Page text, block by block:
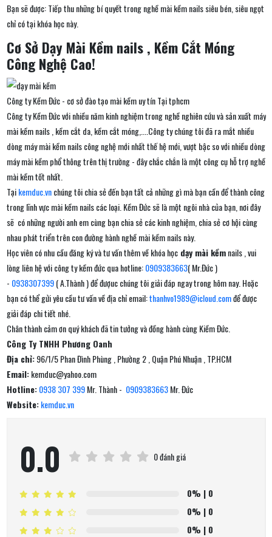
Bạn sẽ được: Tiếp thu những bí quyết trong nghề mài kềm nails siêu bén, siêu ngọt
chỉ có tại khóa học này.
Cơ Sở Dạy Mài Kềm nails , Kềm Cắt Móng
Công Nghệ Cao!
Công ty Kềm Đức - cơ sở đào tạo mài kềm uy tín Tại tphcm
Công ty Kềm Đức với nhiều năm kinh nghiệm trong nghề nghiên cứu và sản xuất máy
mài kềm nails , kềm cắt da, kềm cắt móng,....Công ty chúng tôi đã ra mắt nhiều
dòng máy mài kềm nails công nghệ mới nhất thế hệ mới, vượt bậc so với nhiều dòng
máy mài kềm phổ thông trên thị trường - đây chắc chắn là một công cụ hỗ trợ nghề
mài kềm tốt nhất.
Tạikemduc.vnchúng tôi chia sẻ đến bạn tất cả những gì mà bạn cần để thành công
trong lĩnh vực mài kềm nails các loại. Kềm Đức sẽ là một ngôi nhà của bạn, nơi đây
sẽ có những người anh em cùng bạn chia sẻ các kinh nghiệm, chia sẻ cơ hội cùng
nhau phát triển trên con đường hành nghề mài kềm nails này.
Học viên có nhu cầu đăng ký và tư vấn thêm về khóa họcdạy mài kềmnails , vui
lòng liên hệ với công ty kềm đức qua hotline:0909383663( Mr.Đức )
- 0938307399( A.Thành ) để đượuc chúng tôi giải đáp ngay trong hôm nay. Hoặc
bạn có thể gửi yêu cầu tư vấn về địa chỉ email:thanhvo1989@icloud.comđể được
giải đáp chi tiết nhé.
Chân thành cảm ơn quý khách đã tin tưởng và đồng hành cùng Kiềm Đức.
Công Ty TNHH Phương Oanh
Địa chỉ:96/1/5 Phan Đình Phùng , Phường 2 , Quận Phú Nhuận , TP.HCM
Email: kemduc@yahoo.com
Hotline: 0938 307 399Mr. Thành - 0909383663Mr. Đức
Website: kemduc.vn
0.0 0 đánh giá
0% | 0
0% | 0
0% | 0